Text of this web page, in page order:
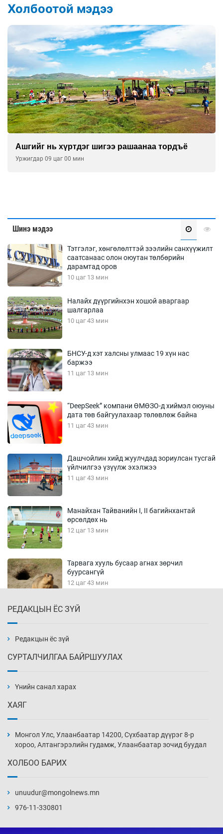
Холбоотой мэдээ
Ашгийг нь хүртдэг шигээ рашаанаа тордъё
Уржигдар 09 цаг 00 мин
Шинэ мэдээ
Тэтгэлэг, хөнгөлөлттэй зээлийн санхүүжилт
саатсанаас олон оюутан төлбөрийн
дарамтад оров
10 цаг 13 мин
Налайх дүүргийнхэн хошой аваргаар
шалгарлаа
10 цаг 43 мин
БНСУ-д хэт халсны улмаас 19 хүн нас
баржээ
11 цаг 13 мин
“DeepSeek” компани ӨМӨЗО-д хиймэл оюуны
дата төв байгуулахаар төлөвлөж байна
11 цаг 43 мин
Дашчойлин хийд жуулчдад зориулсан тусгай
үйлчилгээ үзүүлж эхэлжээ
11 цаг 43 мин
Манайхан Тайванийн I, II багийнхантай
өрсөлдөх нь
12 цаг 13 мин
Тарвага хууль бусаар агнах зөрчил
буурсангүй
12 цаг 43 мин
13 цаг 13 мин
13 цаг 43 мин
14 цаг 13 мин
хэмжээг шинэчлэн тогтоох нь
РЕДАКЦЫН ЁС ЗҮЙ
Редакцын ёс зүй
СУРТАЛЧИЛГАА БАЙРШУУЛАХ
Үнийн санал харах
ХАЯГ
Монгол Улс, Улаанбаатар 14200, Сүхбаатар дүүрэг 8-р
хороо, Алтангэрэлийн гудамж, Улаанбаатар зочид буудал
ХОЛБОО БАРИХ
unuudur@mongolnews.mn
976-11-330801